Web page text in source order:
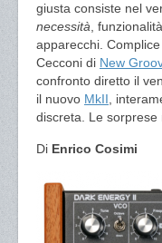
giusta consiste nel
necessità ,
apparecchi.
Cecconi di New
confronto diretto il
il nuovo MkII ,
discreta. Le sorprese
Di Enrico Cosimi